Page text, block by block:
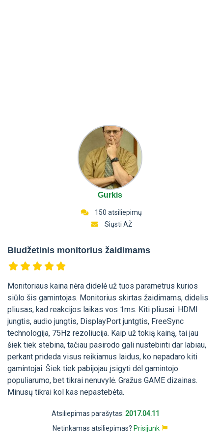
Gurkis
150 atsiliepimų
Siųsti AŽ
Biudžetinis monitorius žaidimams
Monitoriaus kaina nėra didelė už tuos parametrus kurios
siūlo šis gamintojas. Monitorius skirtas žaidimams, didelis
pliusas, kad reakcijos laikas vos 1ms. Kiti pliusai: HDMI
jungtis, audio jungtis, DisplayPort juntgtis, FreeSync
technologija, 75Hz rezoliucija. Kaip už tokią kainą, tai jau
šiek tiek stebina, tačiau pasirodo gali nustebinti dar labiau,
perkant prideda visus reikiamus laidus, ko nepadaro kiti
gamintojai. Šiek tiek pabijojau įsigyti dėl gamintojo
populiarumo, bet tikrai nenuvylė. Gražus GAME dizainas.
Minusų tikrai kol kas nepastebėta.
Atsiliepimas parašytas: 2017.04.11
Netinkamas atsiliepimas? Prisijunk